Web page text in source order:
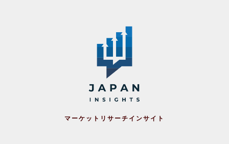
マーケットリサーチインサイト